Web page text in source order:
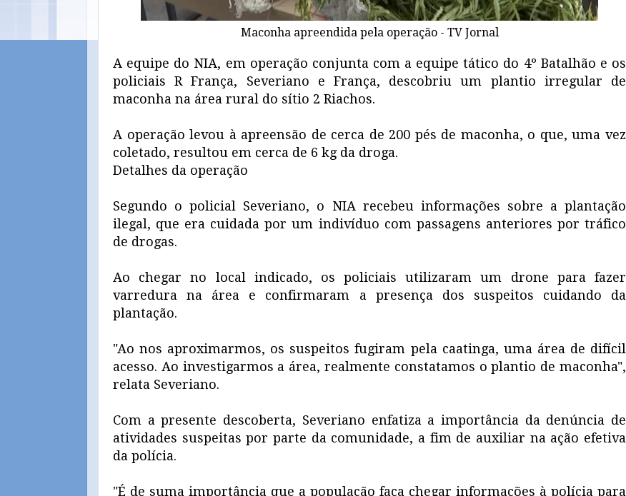
Maconha apreendida pela operação - TV Jornal
A equipe do NIA, em operação conjunta com a equipe tático do 4º Batalhão e os
policiais R França, Severiano e França, descobriu um plantio irregular de
maconha na área rural do sítio 2 Riachos.
A operação levou à apreensão de cerca de 200 pés de maconha, o que, uma vez
coletado, resultou em cerca de 6 kg da droga.
Detalhes da operação
Segundo o policial Severiano, o NIA recebeu informações sobre a plantação
ilegal, que era cuidada por um indivíduo com passagens anteriores por tráfico
de drogas.
Ao chegar no local indicado, os policiais utilizaram um drone para fazer
varredura na área e confirmaram a presença dos suspeitos cuidando da
plantação.
"Ao nos aproximarmos, os suspeitos fugiram pela caatinga, uma área de difícil
acesso. Ao investigarmos a área, realmente constatamos o plantio de maconha",
relata Severiano.
Com a presente descoberta, Severiano enfatiza a importância da denúncia de
atividades suspeitas por parte da comunidade, a fim de auxiliar na ação efetiva
da polícia.
"É de suma importância que a população faça chegar informações à polícia para